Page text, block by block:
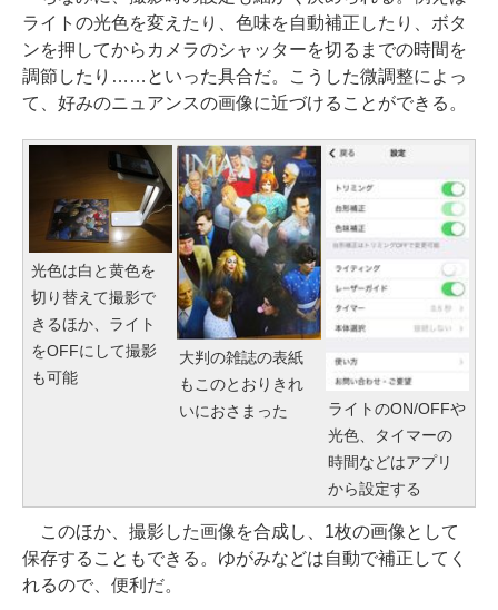
ライトの光色を変えたり、色味を自動補正したり、ボタ
ンを押してからカメラのシャッターを切るまでの時間を
調節したり……といった具合だ。こうした微調整によっ
て、好みのニュアンスの画像に近づけることができる。
光色は白と黄色を
切り替えて撮影で
きるほか、ライト
をOFFにして撮影
も可能
大判の雑誌の表紙
もこのとおりきれ
いにおさまった
ライトのON/OFFや
光色、タイマーの
時間などはアプリ
から設定する
このほか、撮影した画像を合成し、1枚の画像として
保存することもできる。ゆがみなどは自動で補正してく
れるので、便利だ。